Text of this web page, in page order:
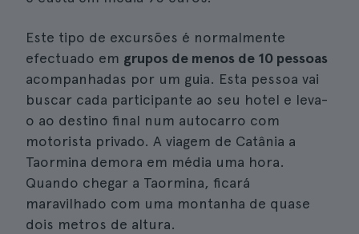
Este tipo de excursões é normalmente
efectuado em grupos de menos de 10 pessoas
acompanhadas por um guia. Esta pessoa vai
buscar cada participante ao seu hotel e leva-
o ao destino final num autocarro com
motorista privado. A viagem de Catânia a
Taormina demora em média uma hora.
Quando chegar a Taormina, ficará
maravilhado com uma montanha de quase
dois metros de altura.